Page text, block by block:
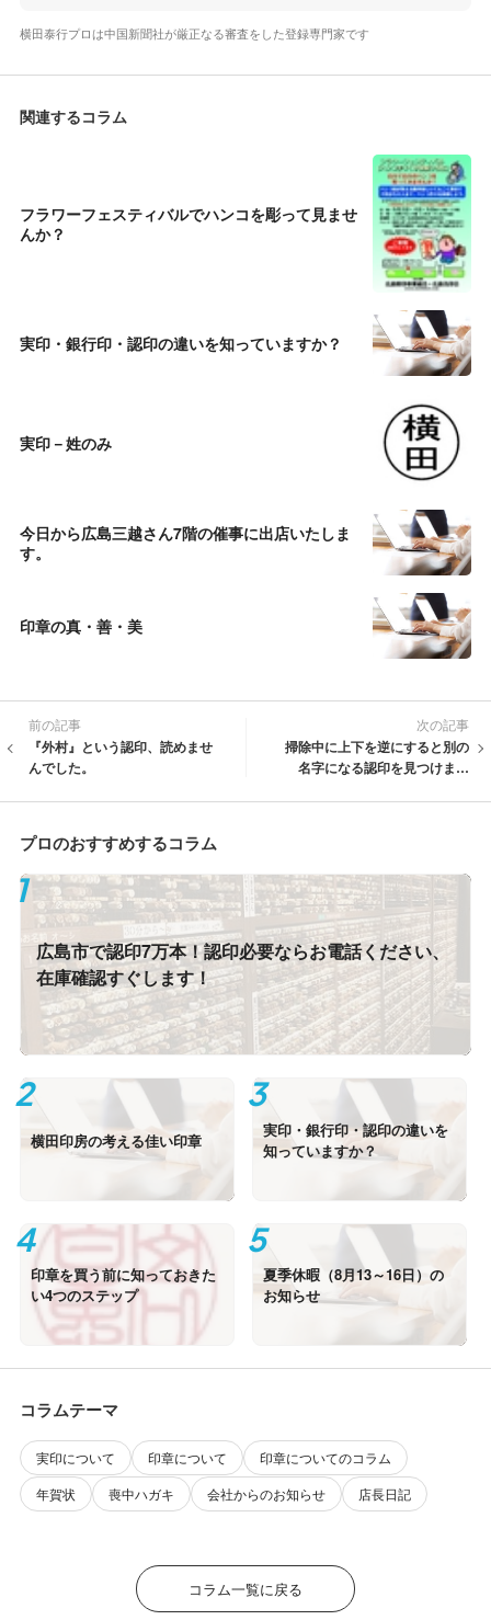
横田泰行プロは中国新聞社が厳正なる審査をした登録専門家です
関連するコラム
フラワーフェスティバルでハンコを彫って見ませ
んか？
実印・銀行印・認印の違いを知っていますか？
実印－姓のみ
今日から広島三越さん7階の催事に出店いたしま
す。
印章の真・善・美
前の記事
『外村』という認印、読めませ
んでした。
次の記事
掃除中に上下を逆にすると別の
名字になる認印を見つけまし
プロのおすすめするコラム
広島市で認印7万本！認印必要ならお電話ください、
在庫確認すぐします！
横田印房の考える佳い印章
実印・銀行印・認印の違いを
知っていますか？
印章を買う前に知っておきた
い4つのステップ
夏季休暇（8月13～16日）の
お知らせ
コラムテーマ
実印について 印章について
印章についてのコラム
年賀状
喪中ハガキ 会社からのお知らせ 店長日記
コラム一覧に戻る